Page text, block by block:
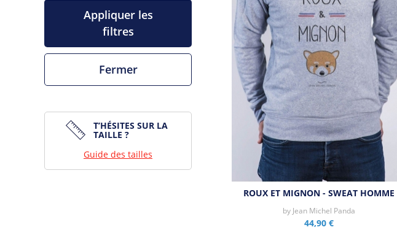
Appliquer les
filtres
Fermer
T’HÉSITES SUR LA
TAILLE ?
Guide des tailles
Aperçu rapide
ROUX ET MIGNON - SWEAT HOMME
by Jean Michel Panda
44,90 €